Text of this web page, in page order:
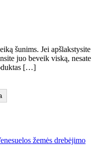
šunims. Jei apšlakstysite
juo beveik viską, nesate
[…]
žemės drebėjimo